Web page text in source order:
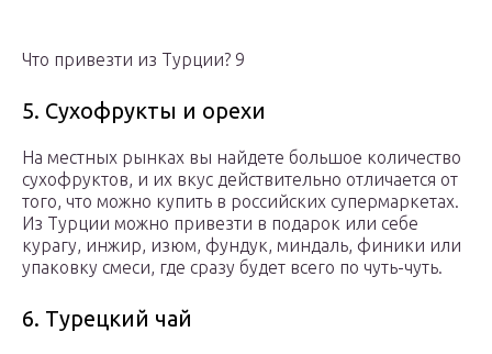
Что привезти из Турции? 9
5. Сухофрукты и орехи
На местных рынках вы найдете большое количество
сухофруктов, и их вкус действительно отличается от
того, что можно купить в российских супермаркетах.
Из Турции можно привезти в подарок или себе
курагу, инжир, изюм, фундук, миндаль, финики или
упаковку смеси, где сразу будет всего по чуть-чуть.
6. Турецкий чай